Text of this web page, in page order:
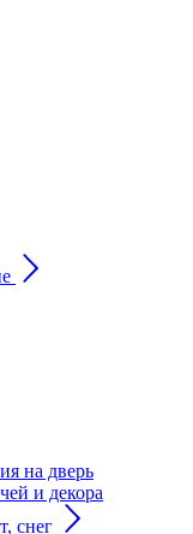
на дверь
и декора
снег